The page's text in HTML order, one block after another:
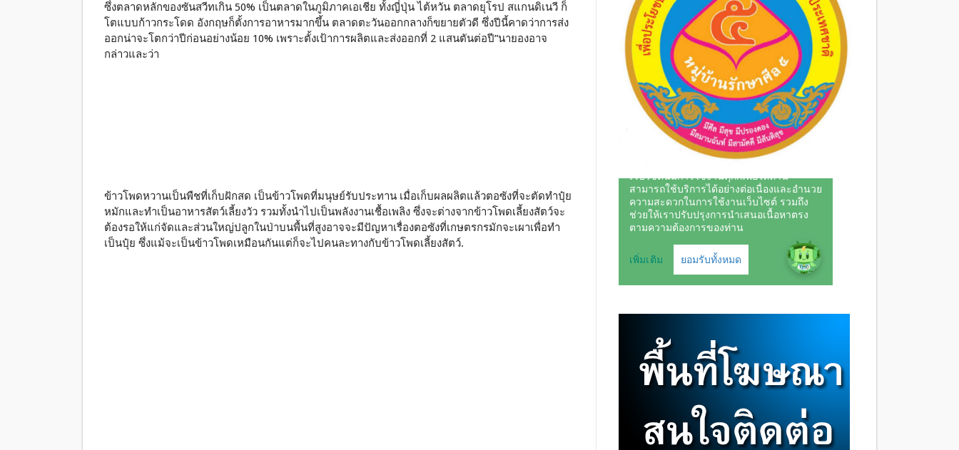
ซึ่งตลาดหลักของซันสวีทเกิน 50% เป็นตลาดในภูมิภาคเอเชีย ทั้งญี่ปุ่น ไต้หวัน ตลาดยุโรป สแกนดิเนวี ก็
โตแบบก้าวกระโดด อังกฤษก็ตั้งการอาหารมากขึ้น ตลาดตะวันออกกลางก็ขยายตัวดี ซึ่งปีนี้คาดว่าการส่ง
ออกน่าจะโตกว่าปีก่อนอย่างน้อย 10% เพราะตั้งเป้าการผลิตและส่งออกที่ 2 แสนตันต่อปี”นายองอาจ
กล่าวและว่า
ข้าวโพดหวานเป็นพืชที่เก็บฝักสด เป็นข้าวโพดที่มนุษย์รับประทาน เมื่อเก็บผลผลิตแล้วตอซังที่จะตัดทำปุ๋ย
หมักและทำเป็นอาหารสัตว์เลี้ยงวัว รวมทั้งนำไปเป็นพลังงานเชื้อเพลิง ซึ่งจะต่างจากข้าวโพดเลี้ยงสัตว์จะ
ต้องรอให้แก่จัดและส่วนใหญ่ปลูกในป่าบนพื้นที่สูงอาจจะมีปัญหาเรื่องตอซังที่เกษตรกรมักจะเผาเพื่อทำ
เป็นปุ๋ย ซึ่งแม้จะเป็นข้าวโพดเหมือนกันแต่ก็จะไปคนละทางกับข้าวโพดเลี้ยงสัตว์.